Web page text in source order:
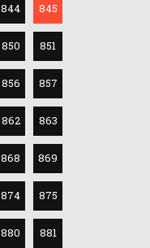
844 845
850 851
856 857
862 863
868 869
874 875
880 881